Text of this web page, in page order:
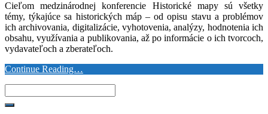
Cieľom medzinárodnej konferencie Historické mapy sú všetky
témy, týkajúce sa historických máp – od opisu stavu a problémov
ich archivovania, digitalizácie, vyhotovenia, analýzy, hodnotenia ich
obsahu, využívania a publikovania, až po informácie o ich tvorcoch,
vydavateľoch a zberateľoch.
Continue Reading…
for: